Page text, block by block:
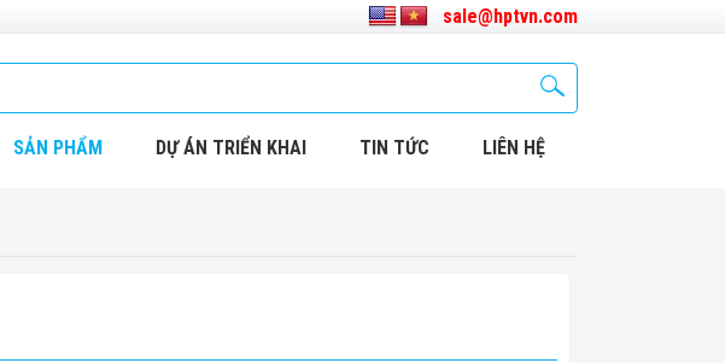
sale@hptvn.com
SẢN PHẨM DỰ ÁN TRIỂN KHAI TIN TỨC LIÊN HỆ